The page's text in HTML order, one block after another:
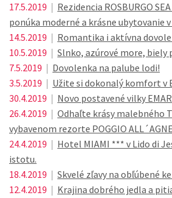
17.5.2019 | Rezidencia ROSBURGO
ponúka moderné a krásne ubytovanie
14.5.2019 | Romantika i aktívna
10.5.2019 | Slnko, azúrové more, biely
7.5.2019 | Dovolenka na palube lodi!
3.5.2019 | Užite si dokonalý komfort v
30.4.2019 | Novo postavené vilky
26.4.2019 | Odhaľte krásy malebného
vybavenom rezorte POGGIO
24.4.2019 | Hotel MIAMI *** v Lido di
istotu.
18.4.2019 | Skvelé zľavy na obľúbené
12.4.2019 | Krajina dobrého jedla a